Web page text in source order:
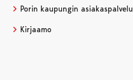
Porin kaupungin asiakaspalvelu
Kirjaamo